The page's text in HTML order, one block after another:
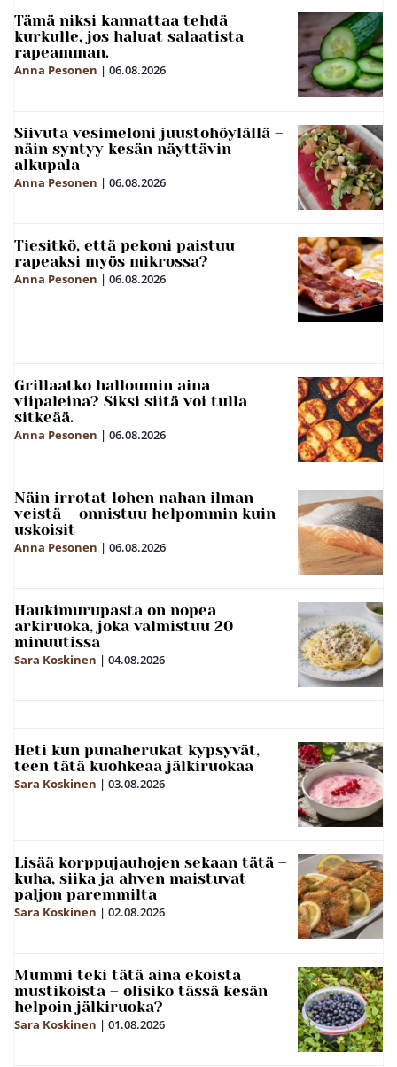
Tämä niksi kannattaa tehdä
kurkulle, jos haluat salaatista
rapeamman.
Anna Pesonen | 06.08.2026
Siivuta vesimeloni juustohöylällä –
näin syntyy kesän näyttävin
alkupala
Anna Pesonen | 06.08.2026
Tiesitkö, että pekoni paistuu
rapeaksi myös mikrossa?
Anna Pesonen | 06.08.2026
Grillaatko halloumin aina
viipaleina? Siksi siitä voi tulla
sitkeää.
Anna Pesonen | 06.08.2026
Näin irrotat lohen nahan ilman
veistä – onnistuu helpommin kuin
uskoisit
Anna Pesonen | 06.08.2026
Haukimurupasta on nopea
arkiruoka, joka valmistuu 20
minuutissa
Sara Koskinen | 04.08.2026
Heti kun punaherukat kypsyvät,
teen tätä kuohkeaa jälkiruokaa
Sara Koskinen | 03.08.2026
Lisää korppujauhojen sekaan tätä –
kuha, siika ja ahven maistuvat
paljon paremmilta
Sara Koskinen | 02.08.2026
Mummi teki tätä aina ekoista
mustikoista – olisiko tässä kesän
helpoin jälkiruoka?
Sara Koskinen | 01.08.2026